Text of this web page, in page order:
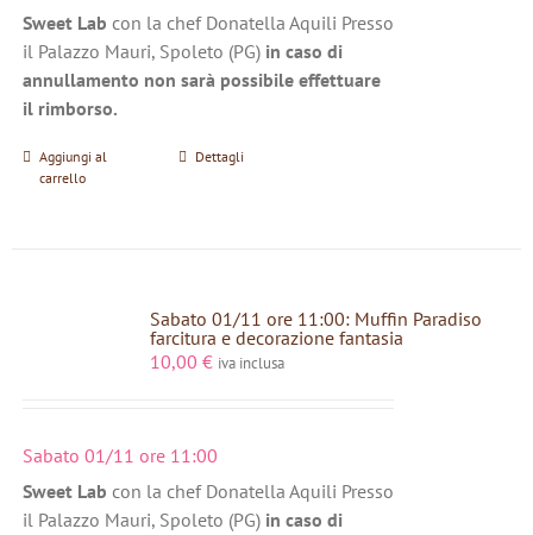
Sweet Lab con la chef Donatella Aquili Presso
il Palazzo Mauri, Spoleto (PG) in caso di
annullamento non sarà possibile effettuare
il rimborso.
Aggiungi al
carrello
Dettagli
Sabato 01/11 ore 11:00: Muffin Paradiso
farcitura e decorazione fantasia
10,00 € iva inclusa
Sabato 01/11 ore 11:00
Sweet Lab con la chef Donatella Aquili Presso
il Palazzo Mauri, Spoleto (PG) in caso di